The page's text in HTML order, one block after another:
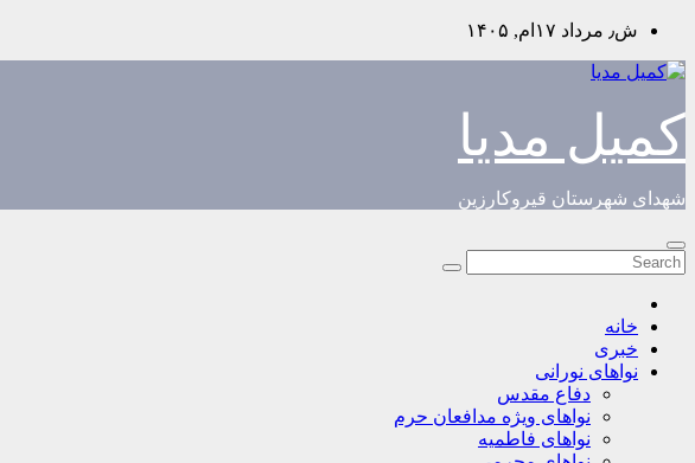
Skip
content
ش٫ مرداد ۱۷ام, ۱۴۰۵
کمیل مدیا
شهدای شهرستان قیروکارزین
خانه
خبری
نواهای نورانی
دفاع مقدس
نواهای ویژه مدافعان حرم
نواهای فاطمیه